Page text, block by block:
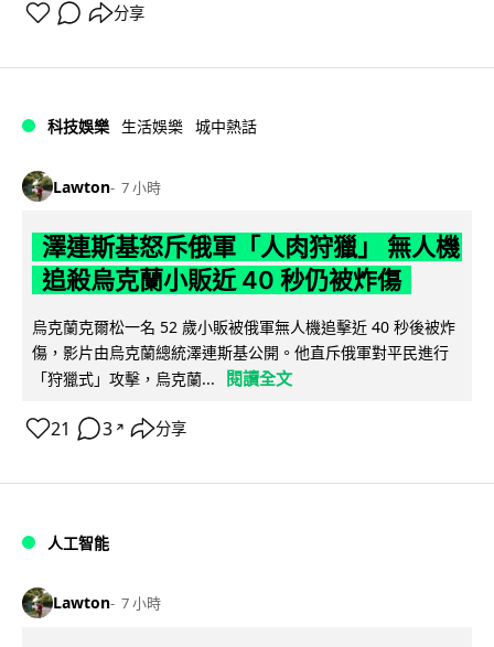
分享
科技娛樂 生活娛樂 城中熱話
Lawton 7 小時
澤連斯基怒斥俄軍「人肉狩獵」 無人機
追殺烏克蘭小販近 40 秒仍被炸傷
烏克蘭克爾松一名 52 歲小販被俄軍無人機追擊近 40 秒後被炸
傷，影片由烏克蘭總統澤連斯基公開。他直斥俄軍對平民進行
「狩獵式」攻擊，烏克蘭...
閱讀全文
21 3 ↗ 分享
人工智能
Lawton 7 小時